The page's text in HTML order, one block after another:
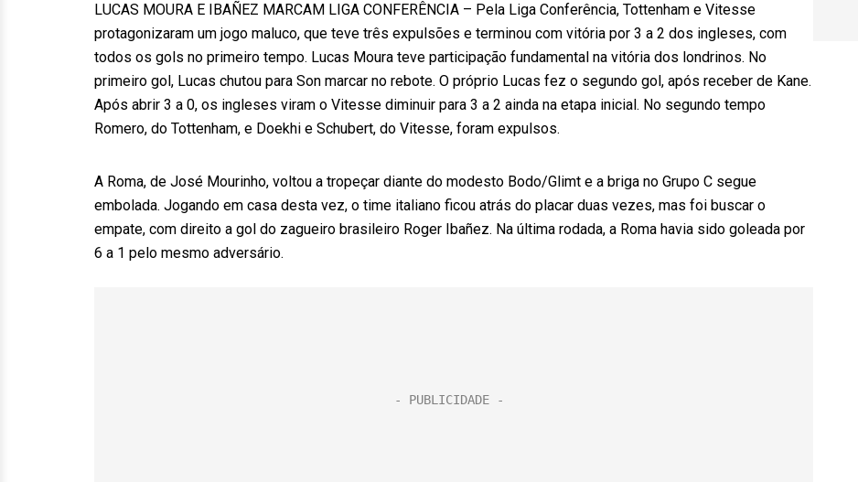
LUCAS MOURA E IBAÑEZ MARCAM LIGA CONFERÊNCIA – Pela Liga Conferência, Tottenham e Vitesse
protagonizaram um jogo maluco, que teve três expulsões e terminou com vitória por 3 a 2 dos ingleses, com
todos os gols no primeiro tempo. Lucas Moura teve participação fundamental na vitória dos londrinos. No
primeiro gol, Lucas chutou para Son marcar no rebote. O próprio Lucas fez o segundo gol, após receber de Kane.
Após abrir 3 a 0, os ingleses viram o Vitesse diminuir para 3 a 2 ainda na etapa inicial. No segundo tempo
Romero, do Tottenham, e Doekhi e Schubert, do Vitesse, foram expulsos.
A Roma, de José Mourinho, voltou a tropeçar diante do modesto Bodo/Glimt e a briga no Grupo C segue
embolada. Jogando em casa desta vez, o time italiano ficou atrás do placar duas vezes, mas foi buscar o
empate, com direito a gol do zagueiro brasileiro Roger Ibañez. Na última rodada, a Roma havia sido goleada por
6 a 1 pelo mesmo adversário.